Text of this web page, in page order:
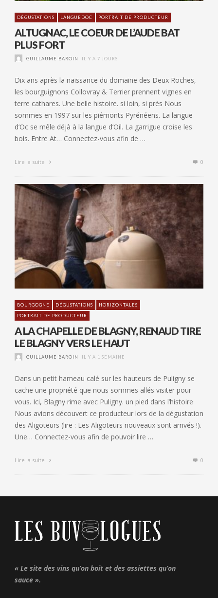
DÉGUSTATIONS LANGUEDOC PORTRAIT DE PRODUCTEUR
ALTUGNAC, LE COEUR DE L’AUDE BAT
PLUS FORT
GUILLAUME BAROIN IL Y A 7 JOURS
Dix ans après la naissance du domaine des Deux Roches,
les bourguignons Collovray & Terrier prennent vignes en
terre cathares. Une belle histoire. si loin, si près Nous
sommes en 1997 sur les piémonts Pyrénéens. La langue
d’Oc se mêle déjà à la langue d’Oil. La garrigue croise les
bois. Entre At… Connectez-vous afin de …
Lire la suite 0
BOURGOGNE DÉGUSTATIONS
HORIZONTALES
PORTRAIT DE PRODUCTEUR
A LA CHAPELLE DE BLAGNY, RENAUD TIRE
LE BLAGNY VERS LE HAUT
GUILLAUME BAROIN IL Y A 1 SEMAINE
Dans un petit hameau calé sur les hauteurs de Puligny se
cache une propriété que nous sommes allés visiter pour
vous. Ici, Blagny rime avec Puligny. un pied dans l’histoire
Nous avions découvert ce producteur lors de la dégustation
des Aligoteurs (lire : Les Aligoteurs nouveaux sont arrivés !).
Une… Connectez-vous afin de pouvoir lire …
Lire la suite 0
« Le site des vins qu’on boit et des assiettes qu’on
sauce ».